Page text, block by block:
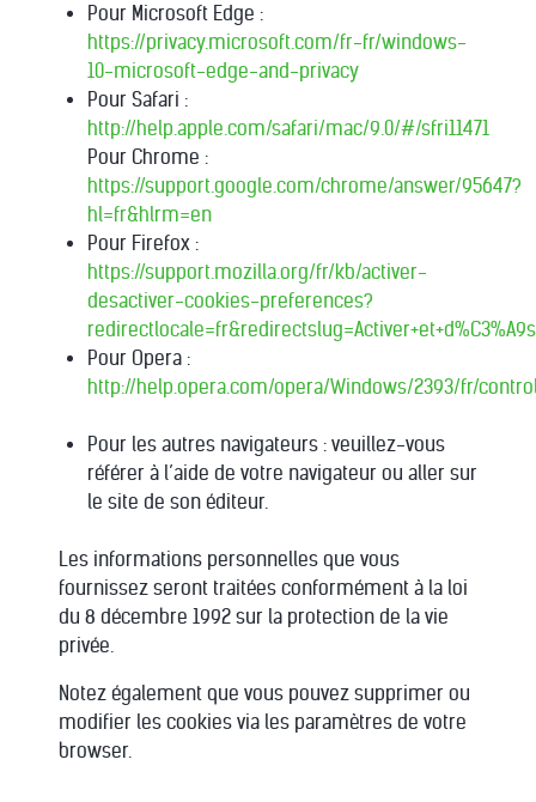
Pour Microsoft Edge :
https://privacy.microsoft.com/fr-fr/windows-
10-microsoft-edge-and-privacy
Pour Safari :
http://help.apple.com/safari/mac/9.0/#/sfri11471
Pour Chrome :
https://support.google.com/chrome/answer/95647?
hl=fr&hlrm=en
Pour Firefox :
https://support.mozilla.org/fr/kb/activer-
desactiver-cookies-preferences?
Pour Opera :
http://help.opera.com/opera/Windows/2393/fr/
Pour les autres navigateurs : veuillez-vous
référer à l’aide de votre navigateur ou aller sur
le site de son éditeur.
Les informations personnelles que vous
fournissez seront traitées conformément à la loi
du 8 décembre 1992 sur la protection de la vie
privée.
Notez également que vous pouvez supprimer ou
modifier les cookies via les paramètres de votre
browser.